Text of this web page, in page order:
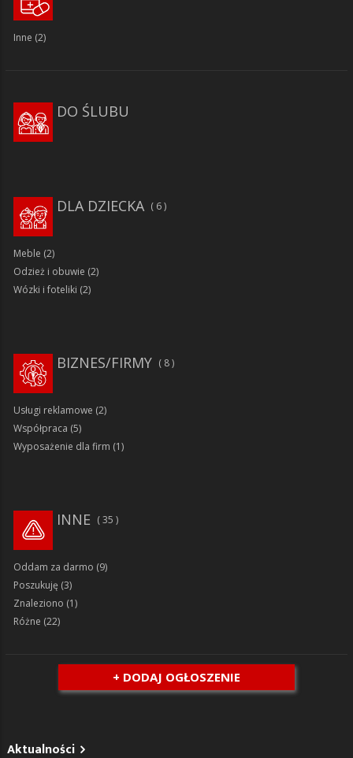
Inne (2)
DO ŚLUBU
6
DLA DZIECKA
Meble (2)
Odzież i obuwie (2)
Wózki i foteliki (2)
8
BIZNES/FIRMY
Usługi reklamowe (2)
Współpraca (5)
Wyposażenie dla firm (1)
35
INNE
Oddam za darmo (9)
Poszukuję (3)
Znaleziono (1)
Różne (22)
+ DODAJ OGŁOSZENIE
Aktualności